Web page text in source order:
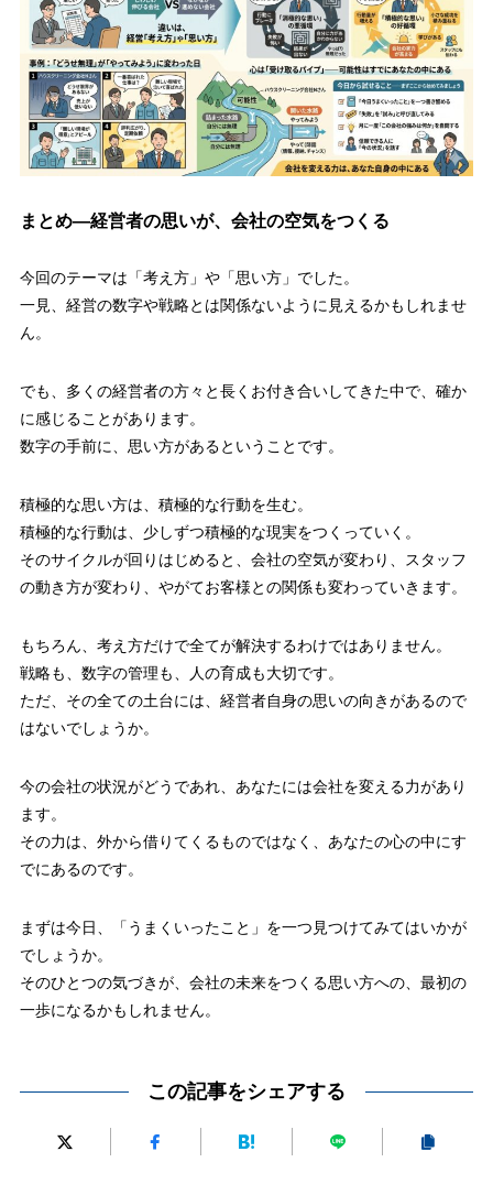
まとめ—経営者の思いが、会社の空気をつくる
今回のテーマは「考え方」や「思い方」でした。
一見、経営の数字や戦略とは関係ないように見えるかもしれませ
ん。
でも、多くの経営者の方々と長くお付き合いしてきた中で、確か
に感じることがあります。
数字の手前に、思い方があるということです。
積極的な思い方は、積極的な行動を生む。
積極的な行動は、少しずつ積極的な現実をつくっていく。
そのサイクルが回りはじめると、会社の空気が変わり、スタッフ
の動き方が変わり、やがてお客様との関係も変わっていきます。
もちろん、考え方だけで全てが解決するわけではありません。
戦略も、数字の管理も、人の育成も大切です。
ただ、その全ての土台には、経営者自身の思いの向きがあるので
はないでしょうか。
今の会社の状況がどうであれ、あなたには会社を変える力があり
ます。
その力は、外から借りてくるものではなく、あなたの心の中にす
でにあるのです。
まずは今日、「うまくいったこと」を一つ見つけてみてはいかが
でしょうか。
そのひとつの気づきが、会社の未来をつくる思い方への、最初の
一歩になるかもしれません。
この記事をシェアする